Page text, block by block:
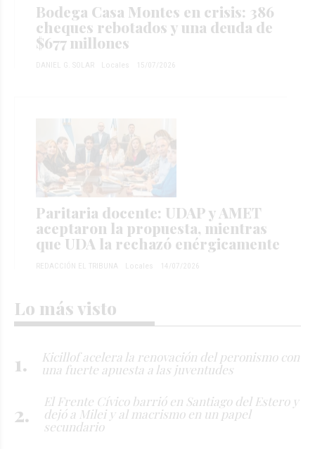
Bodega Casa Montes en crisis: 386
cheques rebotados y una deuda de
$677 millones
DANIEL G. SOLAR Locales 15/07/2026
Paritaria docente: UDAP y AMET
aceptaron la propuesta, mientras
que UDA la rechazó enérgicamente
REDACCIÓN EL TRIBUNA Locales 14/07/2026
Lo más visto
Kicillof acelera la renovación del peronismo con
una fuerte apuesta a las juventudes
El Frente Cívico barrió en Santiago del Estero y
dejó a Milei y al macrismo en un papel
secundario